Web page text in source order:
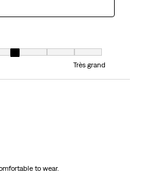
à Très petit et 7 est égal à Très grand
Très grand
to wear.